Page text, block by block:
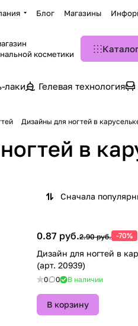
Блог Магазины
косметики
лаки Гелевая технология
Дизайны для ногтей в
в
Сначала
0.87 руб.2.90 руб. -70%
Дизайн для ногтей в
(арт. 20939)
0 0 В наличии
В корзину